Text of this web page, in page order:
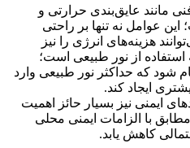
مانند عایق‌بندی حرارتی و
عوامل نه تنها بر راحتی
هزینه‌های انرژی را نیز
از نور طبیعی است؛
شود که حداکثر نور طبیعی وارد
ایجاد کند.
ایمنی نیز بسیار حائز اهمیت
با الزامات ایمنی محلی
کاهش یابد.